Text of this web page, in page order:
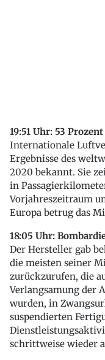
19:51 Uhr: 53
Internationale
Ergebnisse des
2020 bekannt. Sie
in
Vorjahreszeitraum
Europa betrug das
18:05 Uhr:
Der Hersteller gab
die meisten seiner
zurückzurufen, die
Verlangsamung der
wurden, in
suspendierten
schrittweise wieder